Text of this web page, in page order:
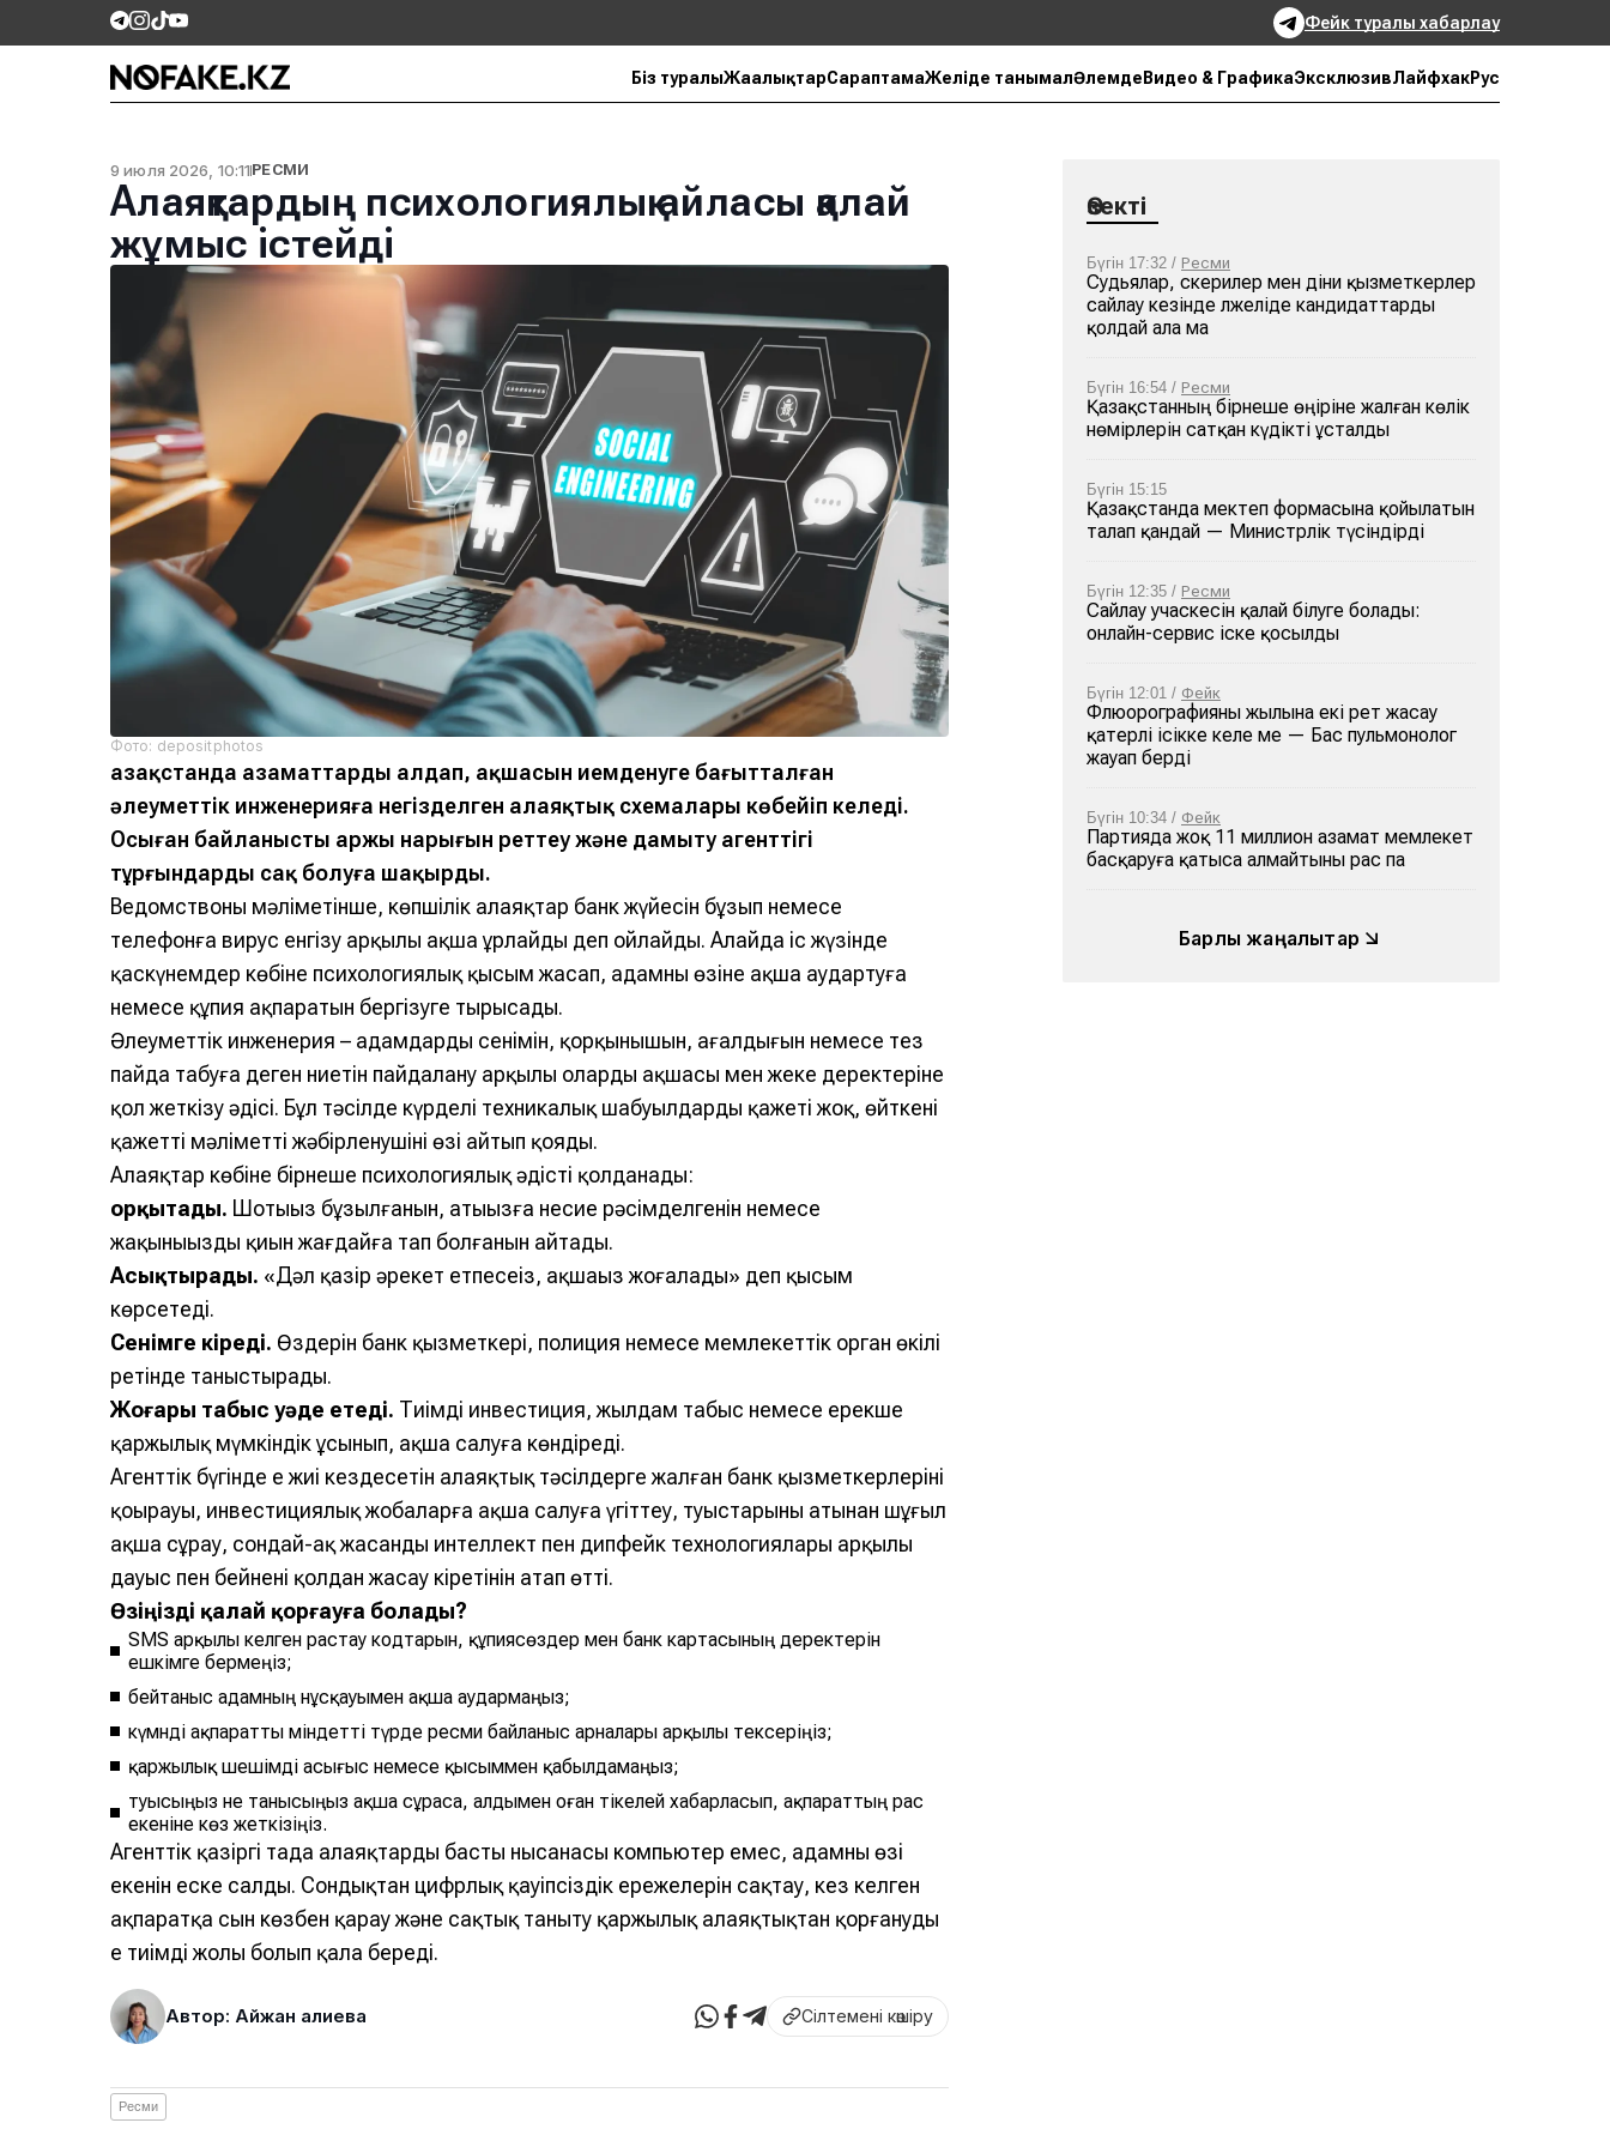
Фейк туралы хабарлау
Біз туралыЖаңалықтарСараптамаЖеліде танымалӘлемде Видео & ГрафикаЭксклюзивЛайфхакРус
9 июля 2026, 10:11РЕСМИ
Алаяқтардың психологиялық айласы қалай
жұмыс істейді
Фото: depositphotos
Қазақстанда азаматтарды алдап, ақшасын иемденуге бағытталған
әлеуметтік инженерияға негізделген алаяқтық схемалары көбейіп келеді.
Осыған байланысты Қаржы нарығын реттеу және дамыту агенттігі
тұрғындарды сақ болуға шақырды.
Ведомствоның мәліметінше, көпшілік алаяқтар банк жүйесін бұзып немесе
телефонға вирус енгізу арқылы ақша ұрлайды деп ойлайды. Алайда іс жүзінде
қаскүнемдер көбіне психологиялық қысым жасап, адамның өзіне ақша аудартуға
немесе құпия ақпаратын бергізуге тырысады.
Әлеуметтік инженерия – адамдардың сенімін, қорқынышын, аңғалдығын немесе тез
пайда табуға деген ниетін пайдалану арқылы олардың ақшасы мен жеке деректеріне
қол жеткізу әдісі. Бұл тәсілде күрделі техникалық шабуылдардың қажеті жоқ, өйткені
қажетті мәліметті жәбірленушінің өзі айтып қояды.
Алаяқтар көбіне бірнеше психологиялық әдісті қолданады:
Қорқытады. Шотыңыз бұзылғанын, атыңызға несие рәсімделгенін немесе
жақыныңыздың қиын жағдайға тап болғанын айтады.
Асықтырады. «Дәл қазір әрекет етпесеңіз, ақшаңыз жоғалады» деп қысым
көрсетеді.
Сенімге кіреді. Өздерін банк қызметкері, полиция немесе мемлекеттік орган өкілі
ретінде таныстырады.
Жоғары табыс уәде етеді. Тиімді инвестиция, жылдам табыс немесе ерекше
қаржылық мүмкіндік ұсынып, ақша салуға көндіреді.
Агенттік бүгінде ең жиі кездесетін алаяқтық тәсілдерге жалған банк қызметкерлерінің
қоңырауы, инвестициялық жобаларға ақша салуға үгіттеу, туыстарының атынан шұғыл
ақша сұрау, сондай-ақ жасанды интеллект пен дипфейк технологиялары арқылы
дауыс пен бейнені қолдан жасау кіретінін атап өтті.
Өзіңізді қалай қорғауға болады?
SMS арқылы келген растау кодтарын, құпиясөздер мен банк картасының деректерін
ешкімге бермеңіз;
бейтаныс адамның нұсқауымен ақша аудармаңыз;
күмәнді ақпаратты міндетті түрде ресми байланыс арналары арқылы тексеріңіз;
қаржылық шешімді асығыс немесе қысыммен қабылдамаңыз;
туысыңыз не танысыңыз ақша сұраса, алдымен оған тікелей хабарласып, ақпараттың рас
екеніне көз жеткізіңіз.
Агенттік қазіргі таңда алаяқтардың басты нысанасы компьютер емес, адамның өзі
екенін еске салды. Сондықтан цифрлық қауіпсіздік ережелерін сақтау, кез келген
ақпаратқа сын көзбен қарау және сақтық таныту қаржылық алаяқтықтан қорғанудың
ең тиімді жолы болып қала береді.
Автор: Айжан Қалиева Сілтемені көшіру
Ресми
Өзекті
Бүгін 17:32 / Ресми
Судьялар, әскерилер мен діни қызметкерлер
сайлау кезінде әлжеліде кандидаттарды
қолдай ала ма
Бүгін 16:54 / Ресми
Қазақстанның бірнеше өңіріне жалған көлік
нөмірлерін сатқан күдікті ұсталды
Бүгін 15:15
Қазақстанда мектеп формасына қойылатын
талап қандай — Министрлік түсіндірді
Бүгін 12:35 / Ресми
Сайлау учаскесін қалай білуге болады:
онлайн-сервис іске қосылды
Бүгін 12:01 / Фейк
Флюорографияны жылына екі рет жасау
қатерлі ісікке әкеле ме — Бас пульмонолог
жауап берді
Бүгін 10:34 / Фейк
Партияда жоқ 11 миллион азамат мемлекет
басқаруға қатыса алмайтыны рас па
Барлық жаңалықтар